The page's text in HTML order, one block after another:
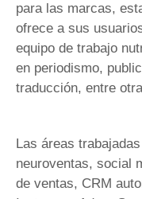
para las marcas,
ofrece a sus
equipo de trabajo
en periodismo,
traducción, entre
Las áreas
neuroventas, social
de ventas, CRM